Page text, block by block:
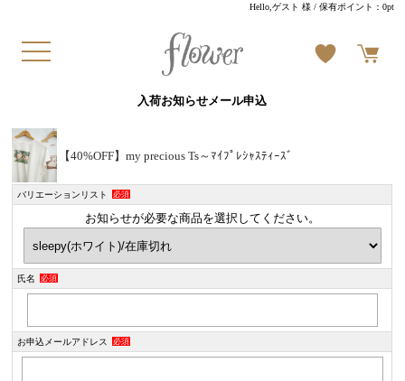
Hello,ゲスト 様 / 保有ポイント：0pt
入荷お知らせメール申込
【40%OFF】my precious Ts～ﾏｲﾌﾟﾚｼｬｽﾃｨｰｽﾞ
バリエーションリスト 必須
お知らせが必要な商品を選択してください。
氏名 必須
お申込メールアドレス 必須